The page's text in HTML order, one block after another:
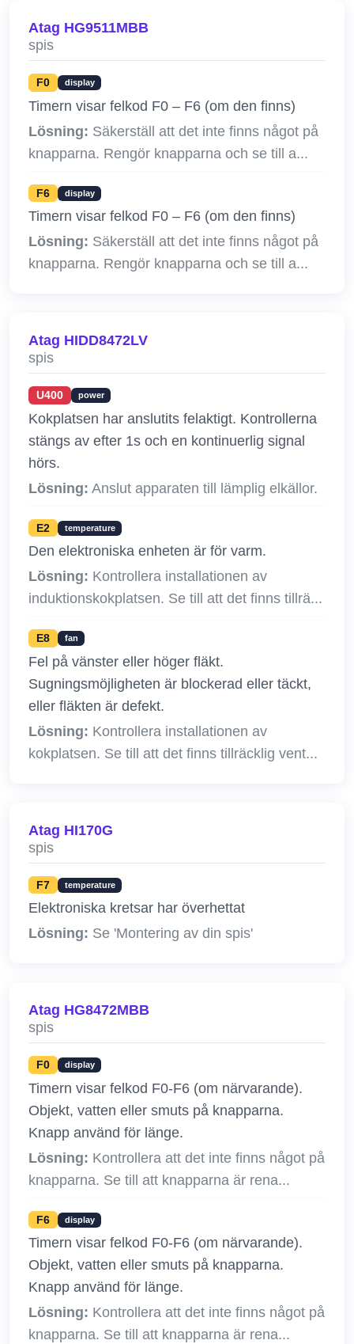
Atag HG9511MBB
spis
F0 display
Timern visar felkod F0 – F6 (om den finns)
Lösning: Säkerställ att det inte finns något på
knapparna. Rengör knapparna och se till a...
F6 display
Timern visar felkod F0 – F6 (om den finns)
Lösning: Säkerställ att det inte finns något på
knapparna. Rengör knapparna och se till a...
Atag HIDD8472LV
spis
U400 power
Kokplatsen har anslutits felaktigt. Kontrollerna
stängs av efter 1s och en kontinuerlig signal
hörs.
Lösning: Anslut apparaten till lämplig elkällor.
E2 temperature
Den elektroniska enheten är för varm.
Lösning: Kontrollera installationen av
induktionskokplatsen. Se till att det finns tillrä...
E8 fan
Fel på vänster eller höger fläkt.
Sugningsmöjligheten är blockerad eller täckt,
eller fläkten är defekt.
Lösning: Kontrollera installationen av
kokplatsen. Se till att det finns tillräcklig vent...
Atag HI170G
spis
F7 temperature
Elektroniska kretsar har överhettat
Lösning: Se 'Montering av din spis'
Atag HG8472MBB
spis
F0 display
Timern visar felkod F0-F6 (om närvarande).
Objekt, vatten eller smuts på knapparna.
Knapp använd för länge.
Lösning: Kontrollera att det inte finns något på
knapparna. Se till att knapparna är rena...
F6 display
Timern visar felkod F0-F6 (om närvarande).
Objekt, vatten eller smuts på knapparna.
Knapp använd för länge.
Lösning: Kontrollera att det inte finns något på
knapparna. Se till att knapparna är rena...